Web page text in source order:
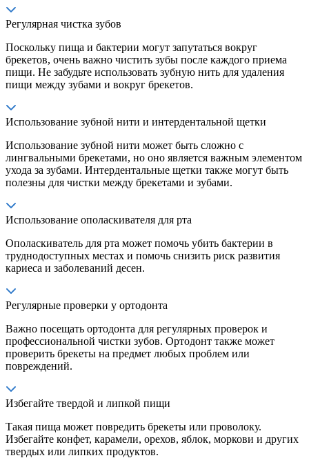
Регулярная чистка зубов
Поскольку пища и бактерии могут запутаться вокруг
брекетов, очень важно чистить зубы после каждого приема
пищи. Не забудьте использовать зубную нить для удаления
пищи между зубами и вокруг брекетов.
Использование зубной нити и интердентальной щетки
Использование зубной нити может быть сложно с
лингвальными брекетами, но оно является важным элементом
ухода за зубами. Интердентальные щетки также могут быть
полезны для чистки между брекетами и зубами.
Использование ополаскивателя для рта
Ополаскиватель для рта может помочь убить бактерии в
труднодоступных местах и помочь снизить риск развития
кариеса и заболеваний десен.
Регулярные проверки у ортодонта
Важно посещать ортодонта для регулярных проверок и
профессиональной чистки зубов. Ортодонт также может
проверить брекеты на предмет любых проблем или
повреждений.
Избегайте твердой и липкой пищи
Такая пища может повредить брекеты или проволоку.
Избегайте конфет, карамели, орехов, яблок, моркови и других
твердых или липких продуктов.